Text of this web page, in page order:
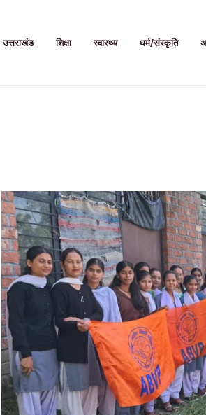
उत्तराखंड शिक्षा स्वास्थ्य धर्म/संस्कृति